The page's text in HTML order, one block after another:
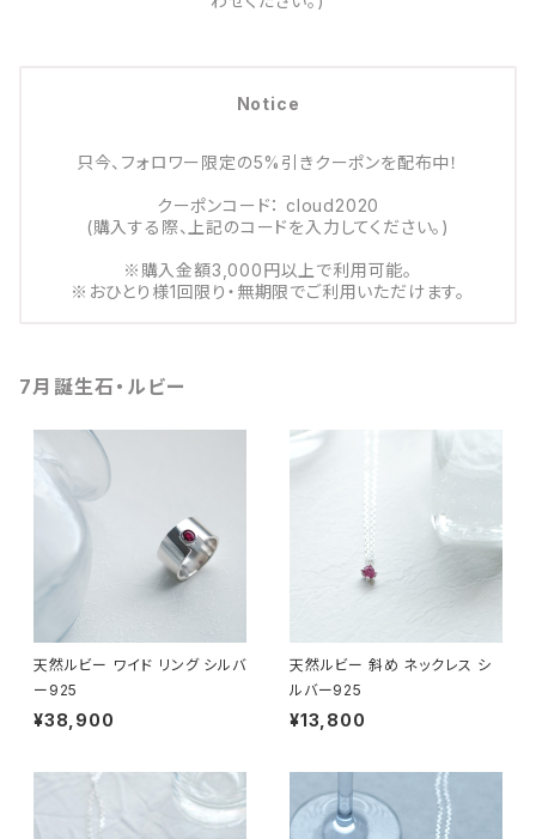
Notice
只今、フォロワー限定の5%引きクーポンを配布中！
クーポンコード： cloud2020
(購入する際、上記のコードを入力してください。)
※購入金額3,000円以上で利用可能。
※おひとり様1回限り・無期限でご利用いただけます。
7月誕生石・ルビー
天然ルビー ワイド リング シルバ
ー925
¥38,900
天然ルビー 斜め ネックレス シ
ルバー925
¥13,800